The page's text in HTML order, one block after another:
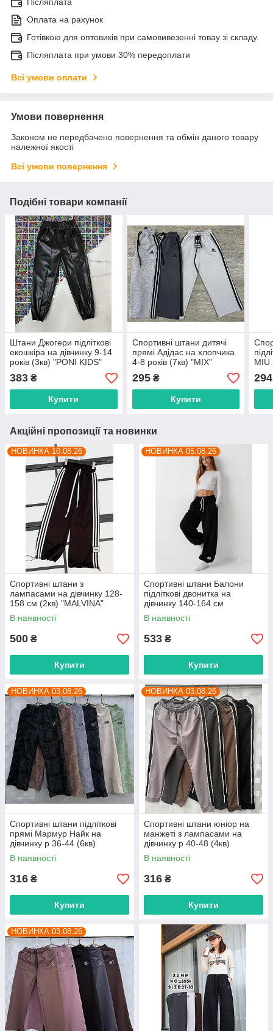
Оплата на рахунок
Готівкою для оптовиків при самовивезенні товау зі складу.
Післяплата при умови 30% передоплати
Всі умови оплати
Умови повернення
Законом не передбачено повернення та обмін даного товару
належної якості
Всі умови повернення
Подібні товари компанії
Штани Джогери підліткові
екошкіра на дівчинку 9-14
років (3кв) "PONI KIDS"
недорого від прямого
постачальника
383 ₴
Купити
Спортивні штани дитячі
прямі Адідас на хлопчика
4-8 років (7кв) "MIX"
недорого від прямого
постачальника
295₴
Купити
MIU
294
Акційні пропозиції та новинки
НОВИНКА 10.08.26
Спортивні штани з
лампасами на дівчинку 128-
158 см (2кв) "MALVINA"
купити гуртом в Одесі на 7 км
В наявності
500 ₴
Купити
НОВИНКА 05.08.26
Спортивні штани Балони
підліткові двонитка на
дівчинку 140-164 см
"MALVINA" купити гуртом в
Одесі на 7 км
В наявності
533 ₴
Купити
НОВИНКА 03.08.26
Спортивні штани підліткові
прямі Мармур Найк на
дівчинку р 36-44 (6кв)
"BOXING" гуртом в Одесі на 7
км
В наявності
316 ₴
Купити
НОВИНКА 03.08.26
Спортивні штани юніор на
манжеті з лампасами на
дівчинку р 40-48 (4кв)
"BOXING" гуртом в Одесі на 7
км
В наявності
316 ₴
Купити
НОВИНКА 03.08.26